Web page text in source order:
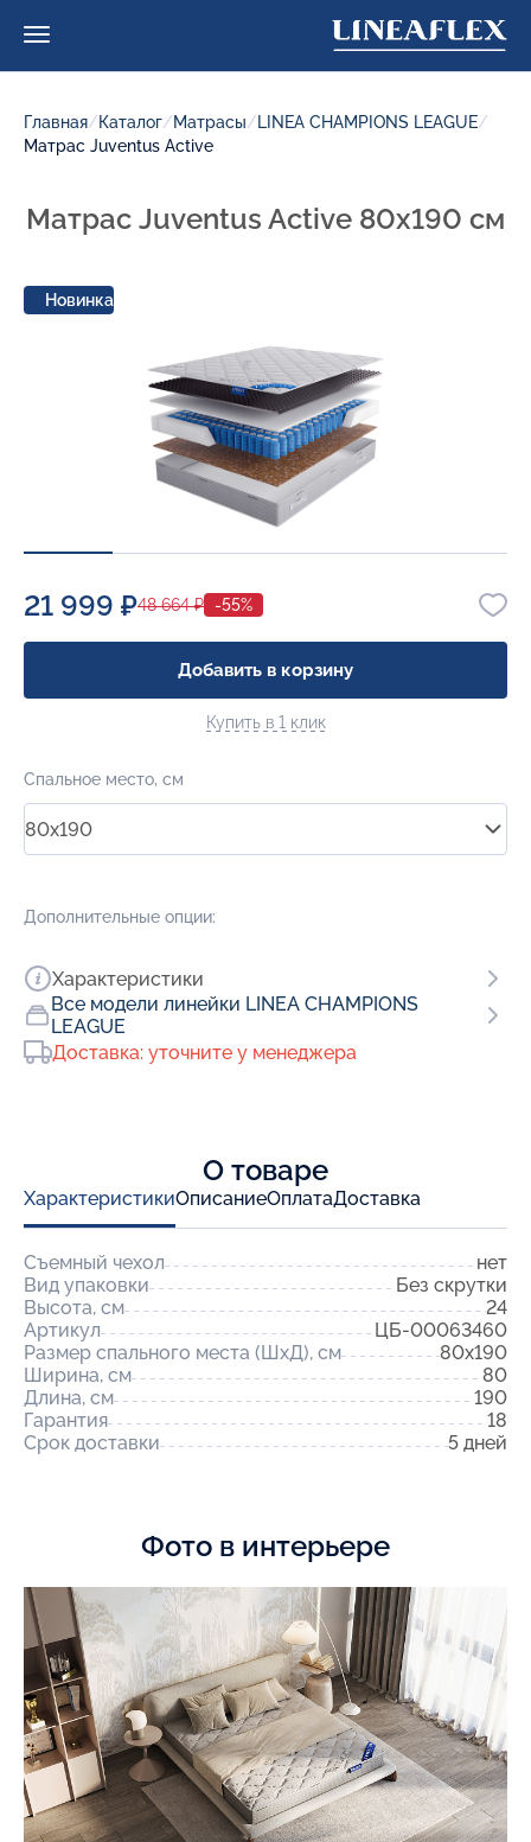
Главная/Каталог/Матрасы/ LINEA CHAMPIONS LEAGUE/
Матрас Juventus Active
О товаре
ХарактеристикиОписаниеОплатаДоставка
Съемный чехол
нет
Вид упаковки
Без скрутки
Высота, см
24
Артикул
ЦБ-00063460
Размер спального места (ШхД), см
80x190
Ширина, см
80
Длина, см
190
Гарантия
18
Срок доставки
5 дней
Матрас Juventus Active 80x190 см
Новинка
21 999 ₽48 664 ₽ -55%
Добавить в корзину
Купить в 1 клик
Спальное место, см
80x190
Дополнительные опции:
Характеристики
Все модели линейки LINEA CHAMPIONS
LEAGUE
Доставка: уточните у менеджера
Фото в интерьере